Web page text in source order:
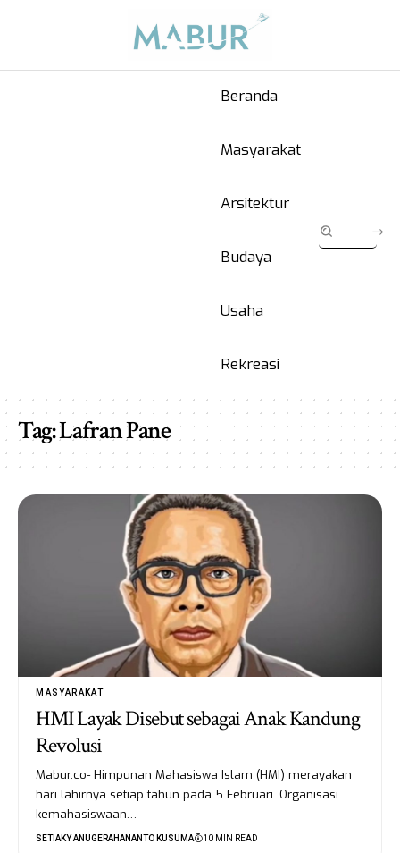
Beranda
Masyarakat
Arsitektur
Budaya
Usaha
Rekreasi
Tag:Lafran Pane
MASYARAKAT
HMI Layak Disebut sebagai Anak Kandung
Revolusi
Mabur.co- Himpunan Mahasiswa Islam (HMI) merayakan
hari lahirnya setiap tahun pada 5 Februari. Organisasi
kemahasiswaan…
SETIAKY ANUGERAHANANTO KUSUMA 10 MIN READ